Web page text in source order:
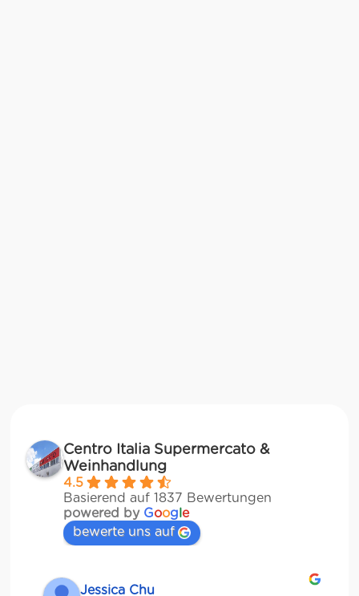
Centro Italia Supermercato &
Weinhandlung
4.5
Basierend auf 1837 Bewertungen
powered by Google
bewerte uns auf
Jessica Chu